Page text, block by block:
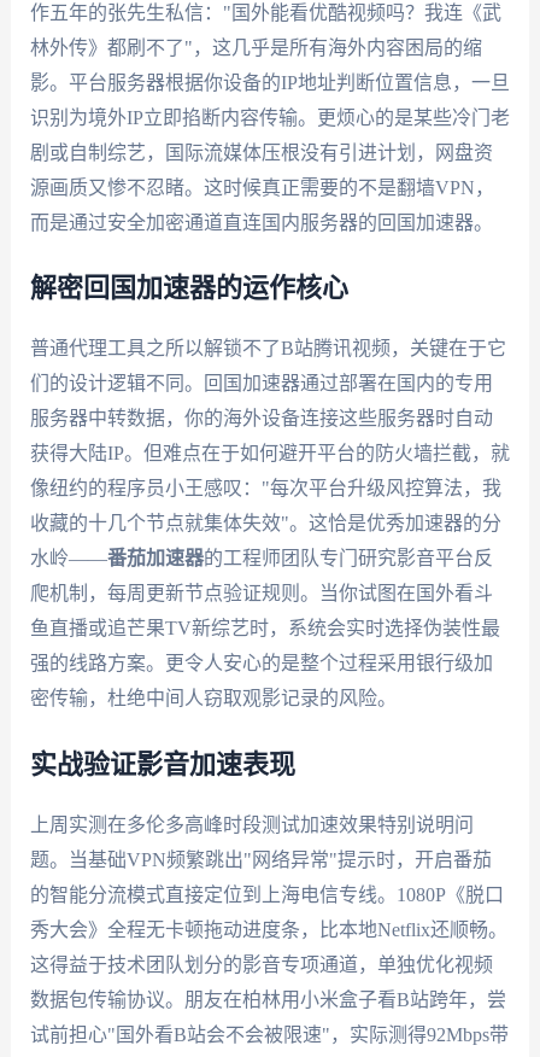
作五年的张先生私信："国外能看优酷视频吗？我连《武
林外传》都刷不了"，这几乎是所有海外内容困局的缩
影。平台服务器根据你设备的IP地址判断位置信息，一旦
识别为境外IP立即掐断内容传输。更烦心的是某些冷门老
剧或自制综艺，国际流媒体压根没有引进计划，网盘资
源画质又惨不忍睹。这时候真正需要的不是翻墙VPN，
而是通过安全加密通道直连国内服务器的回国加速器。
解密回国加速器的运作核心
普通代理工具之所以解锁不了B站腾讯视频，关键在于它
们的设计逻辑不同。回国加速器通过部署在国内的专用
服务器中转数据，你的海外设备连接这些服务器时自动
获得大陆IP。但难点在于如何避开平台的防火墙拦截，就
像纽约的程序员小王感叹："每次平台升级风控算法，我
收藏的十几个节点就集体失效"。这恰是优秀加速器的分
水岭——番茄加速器的工程师团队专门研究影音平台反
爬机制，每周更新节点验证规则。当你试图在国外看斗
鱼直播或追芒果TV新综艺时，系统会实时选择伪装性最
强的线路方案。更令人安心的是整个过程采用银行级加
密传输，杜绝中间人窃取观影记录的风险。
实战验证影音加速表现
上周实测在多伦多高峰时段测试加速效果特别说明问
题。当基础VPN频繁跳出"网络异常"提示时，开启番茄
的智能分流模式直接定位到上海电信专线。1080P《脱口
秀大会》全程无卡顿拖动进度条，比本地Netflix还顺畅。
这得益于技术团队划分的影音专项通道，单独优化视频
数据包传输协议。朋友在柏林用小米盒子看B站跨年，尝
试前担心"国外看B站会不会被限速"，实际测得92Mbps带